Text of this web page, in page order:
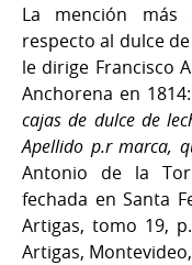
La mención más
respecto al dulce
le dirige Francisco
Anchorena en
cajas de dulce de
Apellido p.r marca,
Antonio de la
fechada en Santa
Artigas, tomo 19,
Artigas,